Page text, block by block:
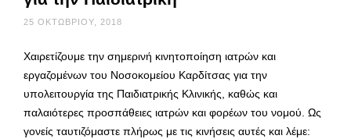
25 ΟΚΤΩΒΡΊΟΥ, 2018
Χαιρετίζουμε την σημερινή κινητοποίηση ιατρών και
εργαζομένων του Νοσοκομείου Καρδίτσας για την
υπολειτουργία της Παιδιατρικής Κλινικής, καθώς και
παλαιότερες προσπάθειες ιατρών και φορέων του νομού. Ως
γονείς ταυτιζόμαστε πλήρως με τις κινήσεις αυτές και λέμε: